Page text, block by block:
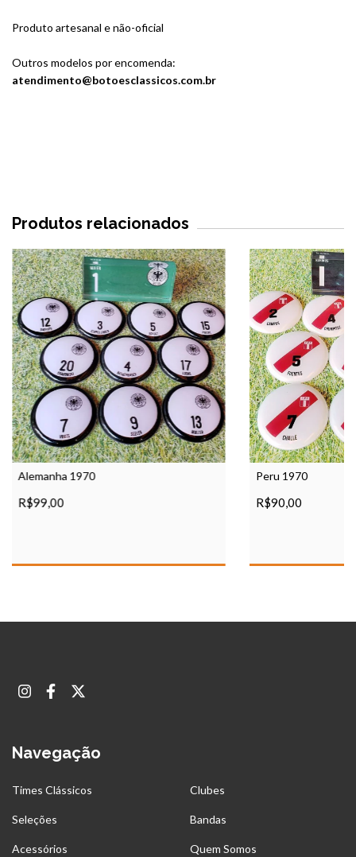
Produto artesanal e não-oficial
Outros modelos por encomenda:
atendimento@botoesclassicos.com.br
Produtos relacionados
Alemanha 1970
R$99,00
Peru 1970
R$90,00
Navegação
Times Clássicos Clubes
Seleções Bandas
Acessórios Quem Somos